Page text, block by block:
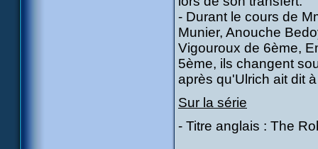
- Durant le cours de
Munier, Anouche
Vigouroux de 6ème,
5ème, ils changent
après qu'Ulrich ait dit
Sur la série
- Titre anglais : The